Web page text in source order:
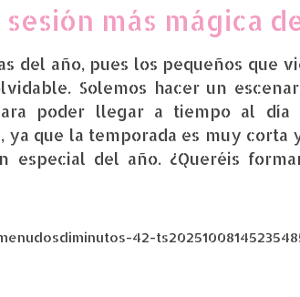
más mágica
del año, pues los pequeños que
Solemos hacer un
poder llegar a tiempo al día
que la temporada es muy corta
especial del año. ¿Queréis